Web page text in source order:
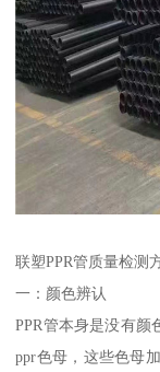
联塑PPR管质量检测
一：颜色辨认
PPR管本身是没有颜
ppr色母，这些色母